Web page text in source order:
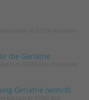
die Geriatrie
Geriatrie (w/m/d)